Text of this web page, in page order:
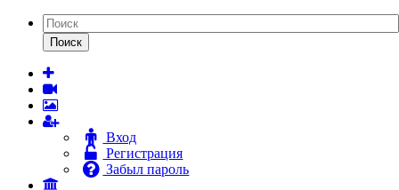
Поиск
Вход
Регистрация
Забыл пароль